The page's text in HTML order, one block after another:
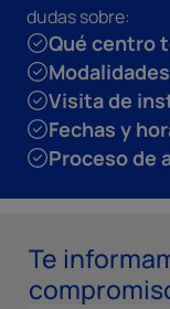
dudas sobre:
Qué centro
Visita de
Fechas y
Proceso de
Te